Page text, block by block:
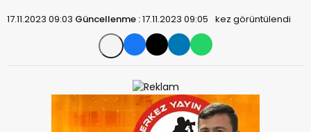
17.11.2023 09:03 Güncellenme :17.11.2023 09:05 kez görüntülendi